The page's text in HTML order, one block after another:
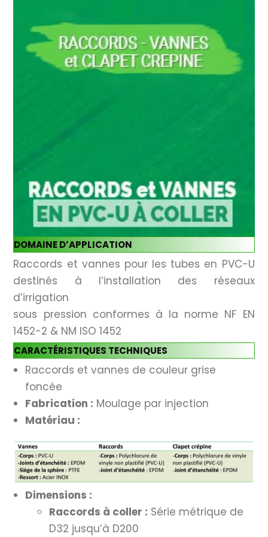
DOMAINE D’APPLICATION
Raccords et vannes pour les tubes en PVC-U
destinés à l’installation des réseaux
d’irrigation
sous pression conformes à la norme NF EN
1452-2 & NM ISO 1452
CARACTÉRISTIQUES TECHNIQUES
Raccords et vannes de couleur grise
foncée
Fabrication : Moulage par injection
Matériau :
Dimensions :
Raccords à coller : Série métrique de
D32 jusqu’à D200